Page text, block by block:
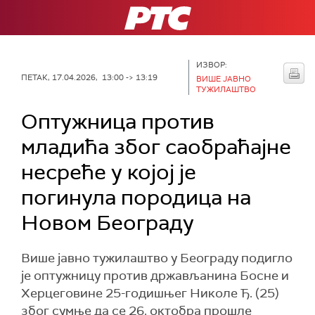
РТС
ПЕТАК, 17.04.2026, 13:00 -> 13:19
ИЗВОР:
ВИШЕ ЈАВНО
ТУЖИЛАШТВО
Оптужница против
младића због саобраћајне
несреће у којој је
погинула породица на
Новом Београду
Више јавно тужилаштво у Београду подигло
је оптужницу против држављанина Босне и
Херцеговине 25-годишњег Николе Ђ. (25)
због сумње да се 26. октобра прошле